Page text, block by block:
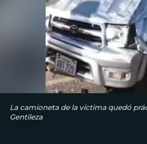
La camioneta de la víctima quedó
Gentileza